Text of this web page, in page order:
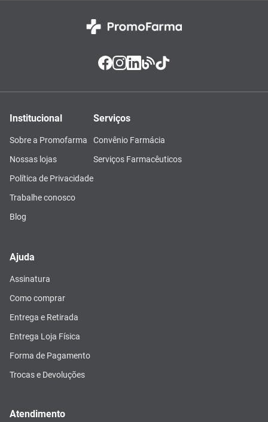
Institucional
Sobre a Promofarma
Nossas lojas
Política de Privacidade
Trabalhe conosco
Blog
Serviços
Convênio Farmácia
Serviços Farmacêuticos
Ajuda
Assinatura
Como comprar
Entrega e Retirada
Entrega Loja Física
Forma de Pagamento
Trocas e Devoluções
Atendimento